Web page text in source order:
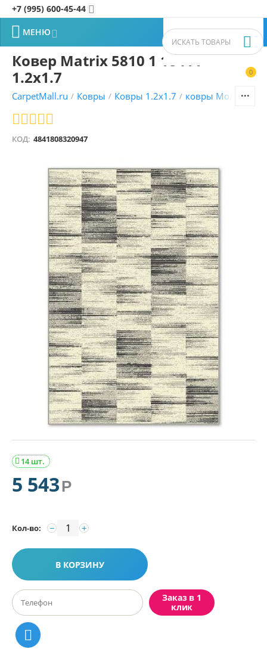
+7 (995) 600-45-44 
0


 МЕНЮ
Ковер Matrix 5810 1 18411
1.2x1.7
CarpetMall.ru / Ковры / Ковры 1.2x1.7 / ковры
КОД: 4841808320947
14 шт.

5 543Р
Кол-во: +
−
В КОРЗИНУ
Заказ в 1
клик